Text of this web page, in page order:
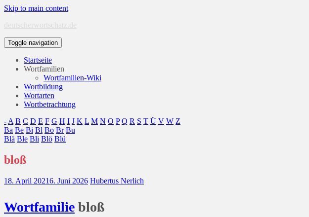
Skip to main content
deutscherwortschatz.de
Toggle navigation
Startseite
Wortfamilien
Wortfamilien-Wiki
Wortbildung
Wortarten
Wortbetrachtung
- A B C D E F G H I J K L M N O P Q R S T Ü V W Z
Ba Be Bi Bl Bo Br Bu
Blä Ble Bli Blö Blü
bloß
18. April 20216. Juni 2026 Hubertus Nerlich
Wortfamilie bloß